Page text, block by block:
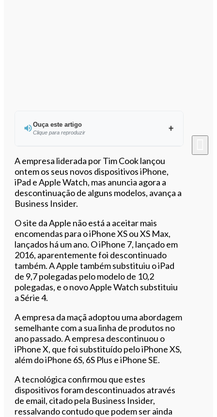
Ouça este artigo
Clique para reproduzir
Ouvir este artigo
A empresa liderada por Tim Cook lançou
ontem os seus novos dispositivos iPhone,
iPad e Apple Watch, mas anuncia agora a
descontinuação de alguns modelos, avança a
Business Insider.
O site da Apple não está a aceitar mais
encomendas para o iPhone XS ou XS Max,
lançados há um ano. O iPhone 7, lançado em
2016, aparentemente foi descontinuado
também. A Apple também substituiu o iPad
de 9,7 polegadas pelo modelo de 10,2
polegadas, e o novo Apple Watch substituiu
a Série 4.
A empresa da maçã adoptou uma abordagem
semelhante com a sua linha de produtos no
ano passado. A empresa descontinuou o
iPhone X, que foi substituído pelo iPhone XS,
além do iPhone 6S, 6S Plus e iPhone SE.
A tecnológica confirmou que estes
dispositivos foram descontinuados através
de email, citado pela Business Insider,
ressalvando contudo que podem ser ainda